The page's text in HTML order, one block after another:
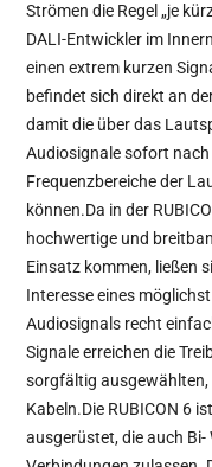
Strömen die Regel „je
DALI-Entwickler im
einen extrem kurzen
befindet sich direkt an
damit die über das
Audiosignale sofort
Frequenzbereiche der
können.Da in der
hochwertige und
Einsatz kommen, ließen
Interesse eines
Audiosignals recht
Signale erreichen die
sorgfältig
Kabeln.Die RUBICON 6
ausgerüstet, die auch